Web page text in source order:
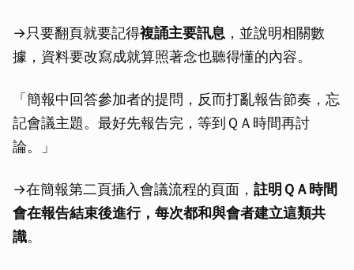
→只要翻頁就要記得複誦主要訊息 ，並說明相關數
據，資料要改寫成就算照著念也聽得懂的內容。
「簡報中回答參加者的提問，反而打亂報告節奏，忘
記會議主題。最好先報告完，等到ＱＡ時間再討
論。」
→在簡報第二頁插入會議流程的頁面， 註明ＱＡ時間
會在報告結束後進行，每次都和與會者建立這類共
識。